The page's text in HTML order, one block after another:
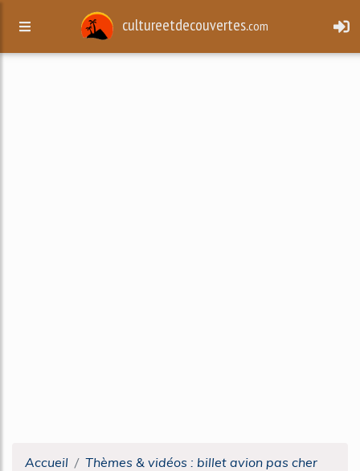
cultureetdecouvertes.com
Accueil
Thèmes & vidéos : billet avion pas cher